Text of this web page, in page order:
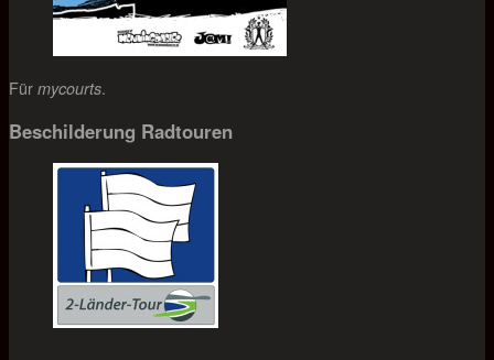
Für mycourts.
Beschilderung Radtouren